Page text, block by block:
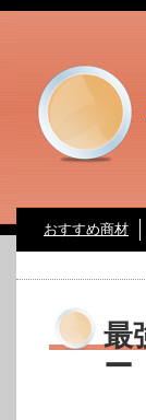
おすすめ商材
最
ー